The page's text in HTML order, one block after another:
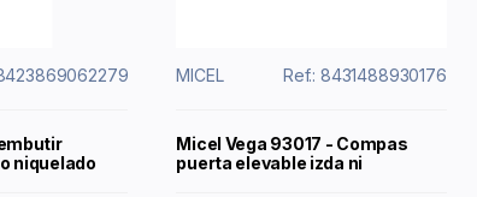
niquelado
MICEL Ref.: 8431488930176
Micel Vega 93017 - Compas
puerta elevable izda ni